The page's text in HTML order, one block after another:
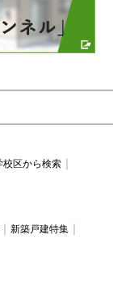
校区から検索
新築戸建特集